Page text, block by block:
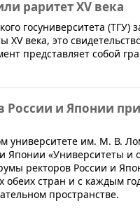
раритет XV века
госуниверситета
века, это
представляет собой
России и Японии
университете им. М. В.
Японии «Университеты и
ректоров России и
обеих стран и с каждым
пространстве.